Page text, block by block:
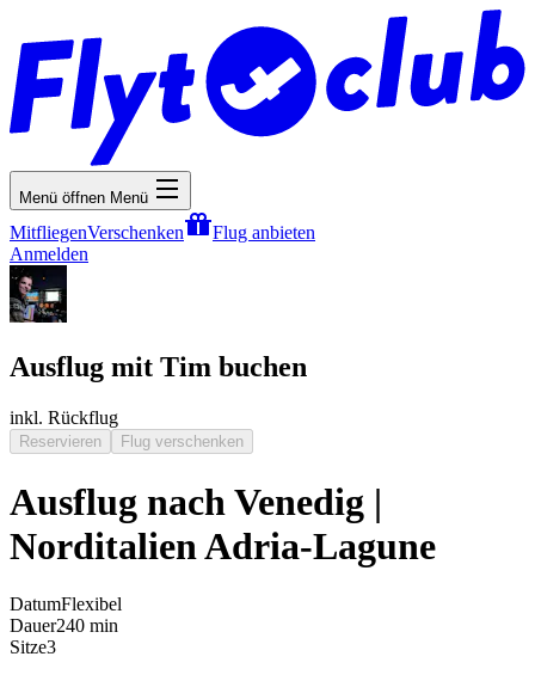
Menü öffnen Menü
MitfliegenVerschenken
Flug anbieten
Anmelden
Ausflug mit Tim buchen
inkl. Rückflug
Reservieren Flug verschenken
Ausflug nach Venedig |
Norditalien Adria-Lagune
DatumFlexibel
Dauer240 min
Sitze3